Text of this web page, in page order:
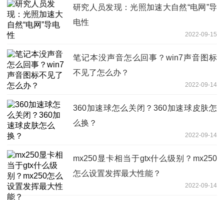
研究人员发现：光照加速大自然“电网”导
电性
2022-09-15
笔记本没声音怎么回事？win7声音图标
不见了怎么办？
2022-09-14
360加速球怎么关闭？360加速球皮肤怎
么换？
2022-09-14
mx250显卡相当于gtx什么级别？mx250
怎么设置发挥最大性能？
2022-09-14